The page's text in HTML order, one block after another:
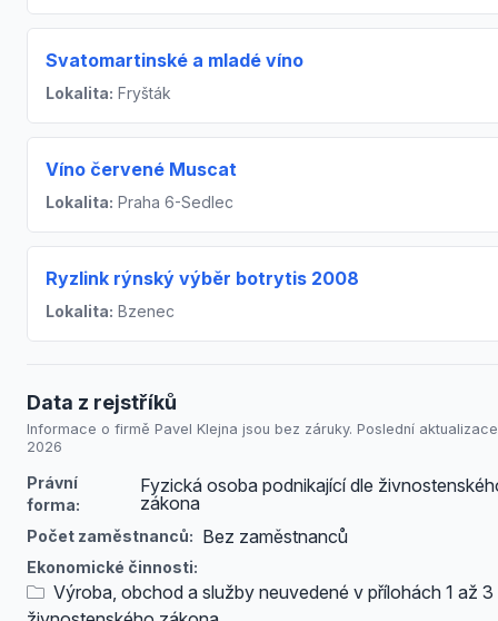
Svatomartinské a mladé víno
Lokalita: Fryšták
Víno červené Muscat
Lokalita: Praha 6-Sedlec
Ryzlink rýnský výběr botrytis 2008
Lokalita: Bzenec
Data z rejstříků
Informace o firmě Pavel Klejna jsou bez záruky. Poslední
2026
Právní
forma:
Fyzická osoba podnikající dle
zákona
Počet zaměstnanců: Bez zaměstnanců
Ekonomické činnosti:
Výroba, obchod a služby neuvedené v přílohách 1 až 3